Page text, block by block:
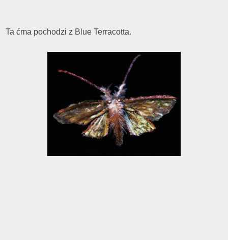
Ta ćma pochodzi z Blue Terracotta.